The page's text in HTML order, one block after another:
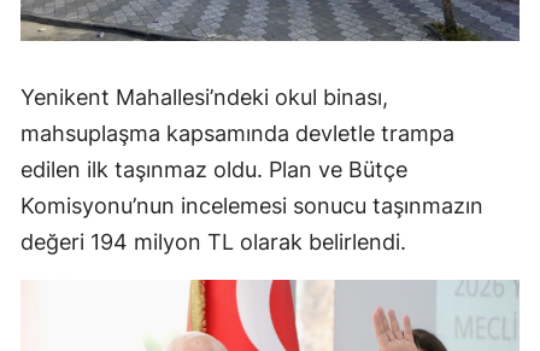
Yenikent Mahallesi’ndeki okul binası,
mahsuplaşma kapsamında devletle trampa
edilen ilk taşınmaz oldu. Plan ve Bütçe
Komisyonu’nun incelemesi sonucu taşınmazın
değeri 194 milyon TL olarak belirlendi.